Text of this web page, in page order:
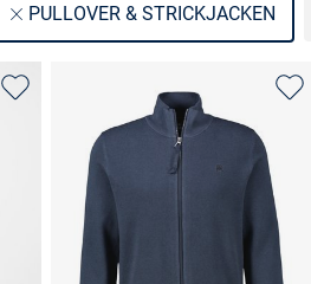
PULLOVER & STRICKJACKEN